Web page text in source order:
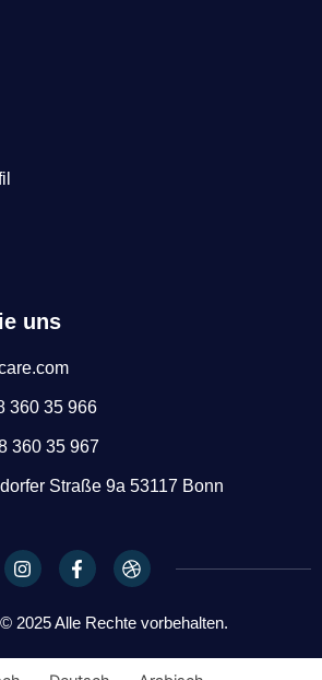
uns
360 35 966
360 35 967
Straße 9a 53117 Bonn
I
n
t
a
F
a
e
b
D
r
b
2025 Alle Rechte vorbehalten.